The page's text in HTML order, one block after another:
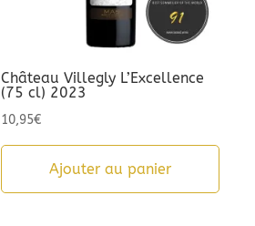
Château Villegly L’Excellence
(75 cl) 2023
10,95€
Ajouter au panier